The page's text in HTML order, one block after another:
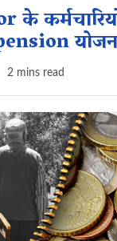
के
2 mins read